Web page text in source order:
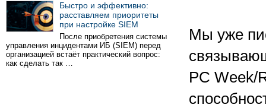
Быстро и эффективно:
расставляем приоритеты
при настройке SIEM
После приобретения системы
управления инцидентами ИБ (SIEM) перед
организацией встаёт практический вопрос:
как сделать так …
Мы уже
PC Week/